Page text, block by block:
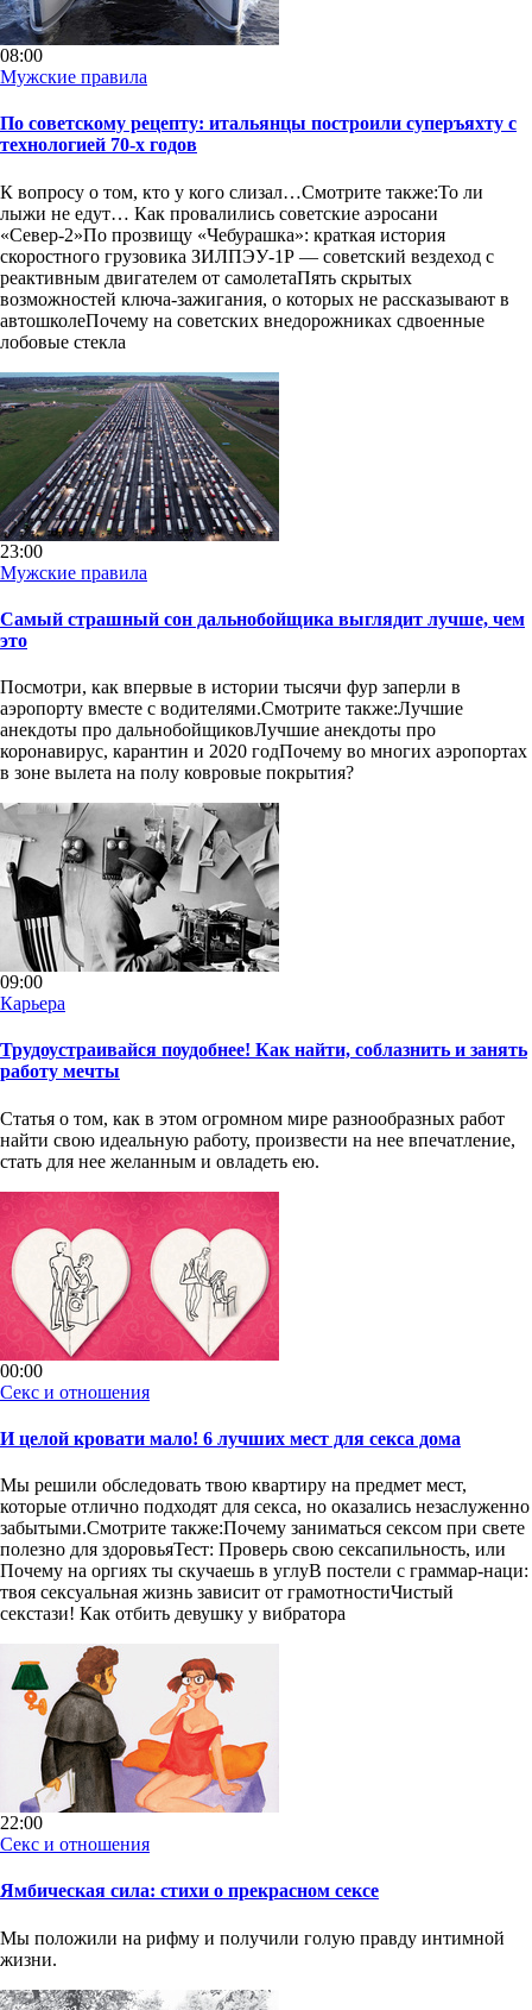
08:00
Мужские правила
По советскому рецепту: итальянцы построили суперъяхту с
технологией 70-х годов
К вопросу о том, кто у кого слизал…Смотрите также:То ли
лыжи не едут… Как провалились советские аэросани
«Север-2»По прозвищу «Чебурашка»: краткая история
скоростного грузовика ЗИЛПЭУ-1Р — советский вездеход с
реактивным двигателем от самолетаПять скрытых
возможностей ключа-зажигания, о которых не рассказывают в
автошколеПочему на советских внедорожниках сдвоенные
лобовые стекла
23:00
Мужские правила
Самый страшный сон дальнобойщика выглядит лучше, чем
это
Посмотри, как впервые в истории тысячи фур заперли в
аэропорту вместе с водителями.Смотрите также:Лучшие
анекдоты про дальнобойщиковЛучшие анекдоты про
коронавирус, карантин и 2020 годПочему во многих аэропортах
в зоне вылета на полу ковровые покрытия?
09:00
Карьера
Трудоустраивайся поудобнее! Как найти, соблазнить и занять
работу мечты
Статья о том, как в этом огромном мире разнообразных работ
найти свою идеальную работу, произвести на нее впечатление,
стать для нее желанным и овладеть ею.
00:00
Секс и отношения
И целой кровати мало! 6 лучших мест для секса дома
Мы решили обследовать твою квартиру на предмет мест,
которые отлично подходят для секса, но оказались незаслуженно
забытыми.Смотрите также:Почему заниматься сексом при свете
полезно для здоровьяТест: Проверь свою сексапильность, или
Почему на оргиях ты скучаешь в углуВ постели с граммар-наци:
твоя сексуальная жизнь зависит от грамотностиЧистый
секстази! Как отбить девушку у вибратора
22:00
Секс и отношения
Ямбическая сила: стихи о прекрасном сексе
Мы положили на рифму и получили голую правду интимной
жизни.